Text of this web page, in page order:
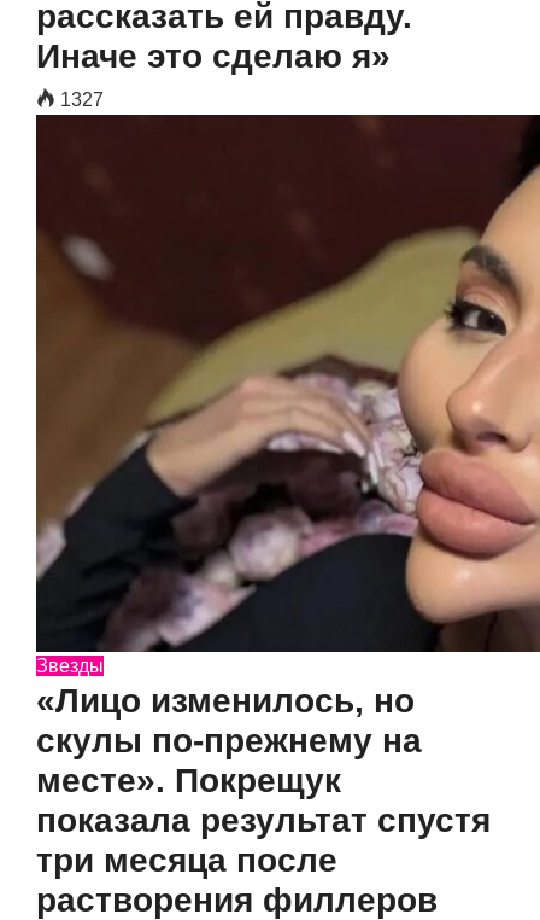
рассказать ей правду.
Иначе это сделаю я»
1327
Звезды
«Лицо изменилось, но
скулы по-прежнему на
месте». Покрещук
показала результат спустя
три месяца после
растворения филлеров